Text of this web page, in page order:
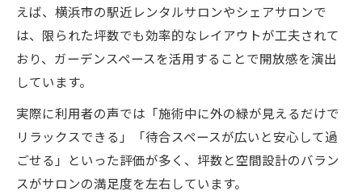
えば、横浜市の駅近レンタルサロンやシェアサロンで
は、限られた坪数でも効率的なレイアウトが工夫されて
おり、ガーデンスペースを活用することで開放感を演出
しています。
実際に利用者の声では「施術中に外の緑が見えるだけで
リラックスできる」「待合スペースが広いと安心して過
ごせる」といった評価が多く、坪数と空間設計のバラン
スがサロンの満足度を左右しています。